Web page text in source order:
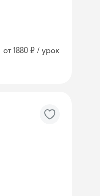
от 1880 ₽ / урок